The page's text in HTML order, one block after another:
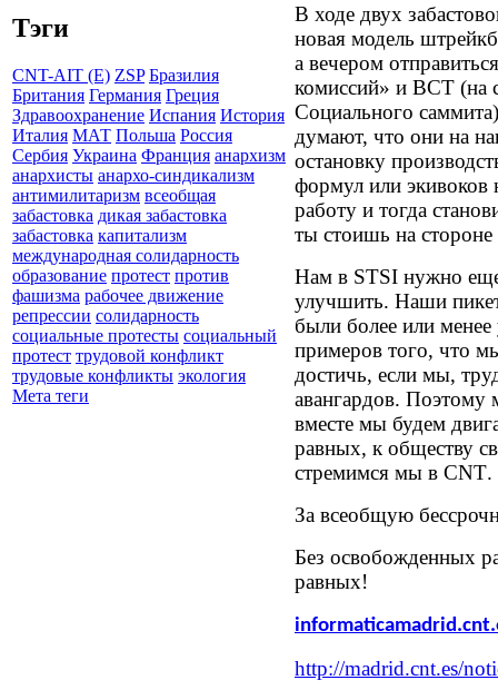
Тэги
CNT-AIT (E) ZSP Бразилия
Британия Германия Греция
Здравоохранение Испания История
Италия МАТ Польша Россия
Сербия Украина Франция анархизм
анархисты анархо-синдикализм
антимилитаризм всеобщая
забастовка дикая забастовка
забастовка капитализм
международная солидарность
образование протест против
фашизма рабочее движение
репрессии солидарность
социальные протесты социальный
протест трудовой конфликт
трудовые конфликты экология
Мета теги
В ходе двух
новая модель
а вечером
комиссий» и ВСТ (на
Социального
думают, что они на
остановку
формул или экивоков
работу и тогда
ты стоишь на
Нам в STSI нужно
улучшить. Наши
были более или
примеров того, что
достичь, если мы,
авангардов. Поэтому
вместе мы будем
равных, к обществу
стремимся мы в CNT.
За всеобщую
Без освобожденных
равных!
http://madrid.cnt.es/